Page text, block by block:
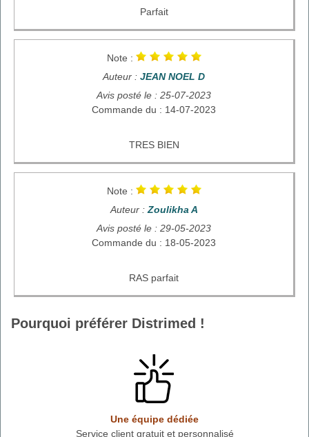
Parfait
Note :
Auteur : JEAN NOEL D
Avis posté le : 25-07-2023
Commande du : 14-07-2023
TRES BIEN
Note :
Auteur : Zoulikha A
Avis posté le : 29-05-2023
Commande du : 18-05-2023
RAS parfait
Pourquoi préférer Distrimed !
Une équipe dédiée
Service client gratuit et personnalisé